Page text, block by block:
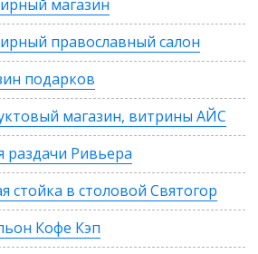
магазин
православный салон
подарков
магазин, витрины АЙС
раздачи Ривьера
стойка в столовой Святогор
Кофе Кэп